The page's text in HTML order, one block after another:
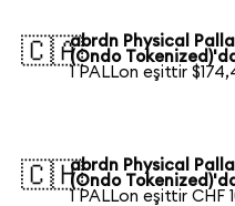
🇨🇦abrdn Physical
(Ondo
1 PALLon eşittir
🇨🇭abrdn Physical
(Ondo
1 PALLon eşittir CHF